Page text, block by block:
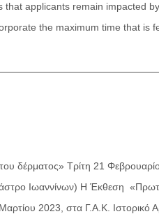
applicants remain impacted
the maximum time that is
δέρματος» Τρίτη 21
Ιωαννίνων) Η Έκθεση
2023, στα Γ.Α.Κ. Ιστορικό